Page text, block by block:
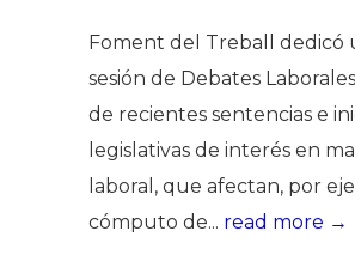
Foment del Treball dedicó
sesión de Debates
de recientes sentencias e
legislativas de interés en
laboral, que afectan, por
cómputo de... read more →